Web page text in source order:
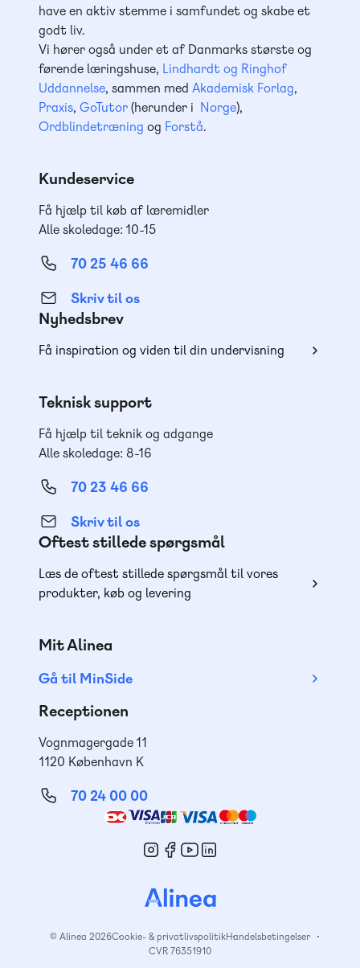
have en aktiv stemme i samfundet og skabe et
godt liv.
Vi hører også under et af Danmarks største og
førende læringshuse, Lindhardt og Ringhof
Uddannelse, sammen med Akademisk Forlag,
Praxis, GoTutor(herunder i Norge),
Ordblindetræning og Forstå.
Kundeservice
Få hjælp til køb af læremidler
Alle skoledage: 10-15
70 25 46 66
Skriv til os
Nyhedsbrev
Få inspiration og viden til din undervisning
Teknisk support
Få hjælp til teknik og adgange
Alle skoledage: 8-16
70 23 46 66
Skriv til os
Oftest stillede spørgsmål
Læs de oftest stillede spørgsmål til vores
produkter, køb og levering
Mit Alinea
Gå til MinSide
Receptionen
Vognmagergade 11
1120 København K
70 24 00 00
© Alinea 2026Cookie- & privatlivspolitikHandelsbetingelser
CVR 76351910